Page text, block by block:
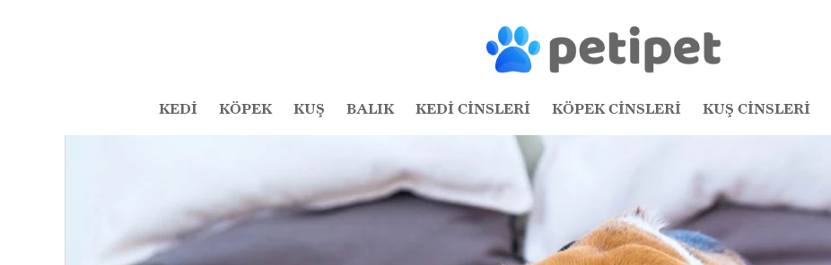
KEDİ KÖPEK KUŞ BALIK KEDİ CİNSLERİ KÖPEK CİNSLERİ KUŞ CİNSLERİ